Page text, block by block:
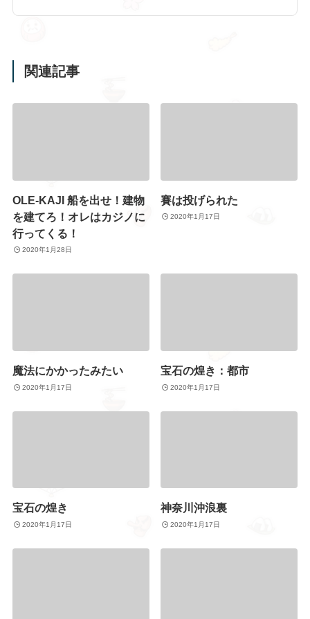
関連記事
OLE-KAJI 船を出せ！建物
を建てろ！オレはカジノに
行ってくる！
2020年1月28日
賽は投げられた
2020年1月17日
魔法にかかったみたい
2020年1月17日
宝石の煌き：都市
2020年1月17日
宝石の煌き
2020年1月17日
神奈川沖浪裏
2020年1月17日